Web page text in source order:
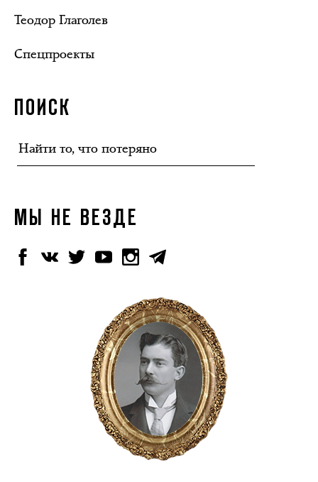
Теодор Глаголев
Спецпроекты
ПОИСК
МЫ НЕ ВЕЗДЕ